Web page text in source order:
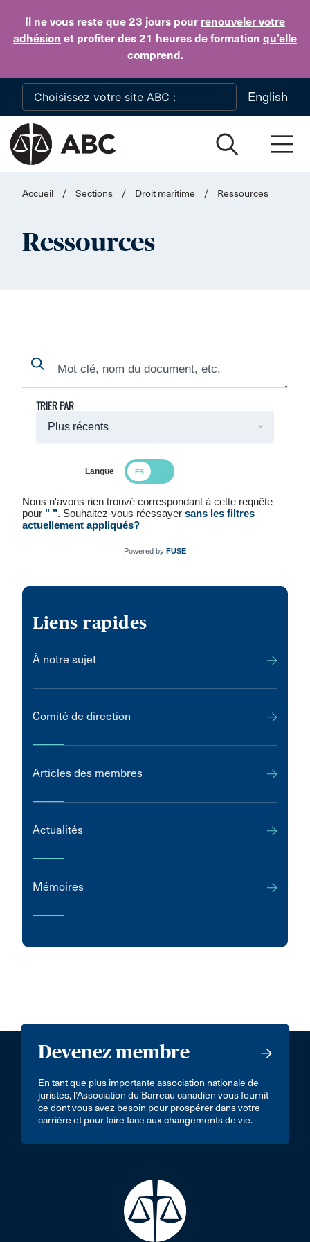
Il ne vous reste que 23 jours pour renouveler votre
adhésion et profiter des 21 heures de formation qu’elle
comprend.
Skip to main content
English
Accueil / Sections / Droit maritime / Ressources
Ressources
Search
Search
TRIER PAR
Langue
Search Results
Nous n'avons rien trouvé correspondant à cette requête
pour " ". Souhaitez-vous réessayer sans les filtres
actuellement appliqués?
Powered by FUSE
Liens rapides
À notre sujet
Comité de direction
Articles des membres
Actualités
Mémoires
Devenez membre
En tant que plus importante association nationale de
juristes, l’Association du Barreau canadien vous fournit
ce dont vous avez besoin pour prospérer dans votre
carrière et pour faire face aux changements de vie.